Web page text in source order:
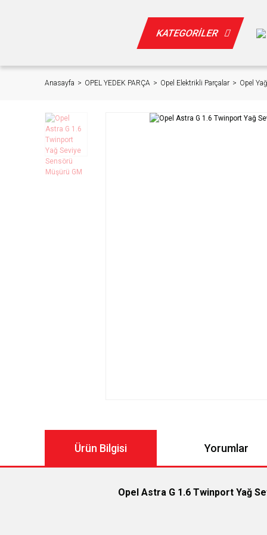
KATEGORİLER
Anasayfa OPEL YEDEK PARÇA Opel Elektrikli Parçalar Opel
Ürün Bilgisi Yorumlar
Opel Astra G 1.6 Twinport Yağ